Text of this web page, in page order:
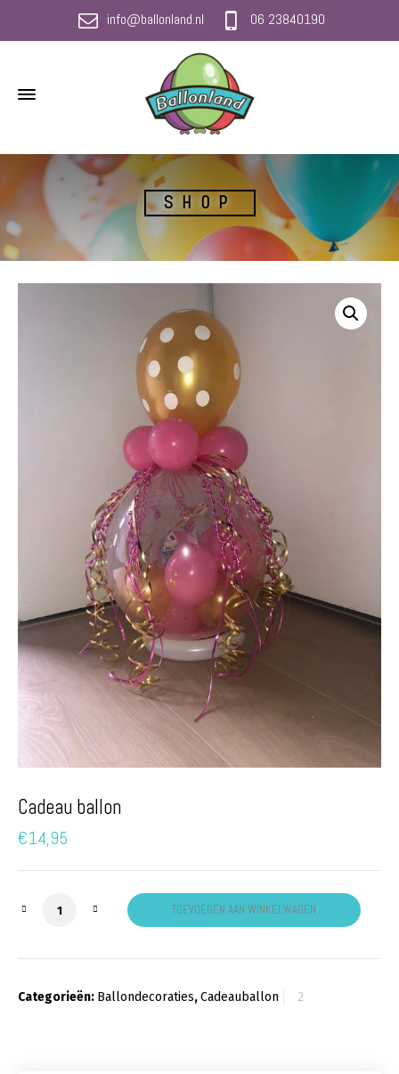
info@ballonland.nl 06 23840190
SHOP
Cadeau ballon
€14,95
Cadeau ballon aantalTOEVOEGEN AAN WINKELWAGEN
Categorieën: Ballondecoraties,Cadeauballon